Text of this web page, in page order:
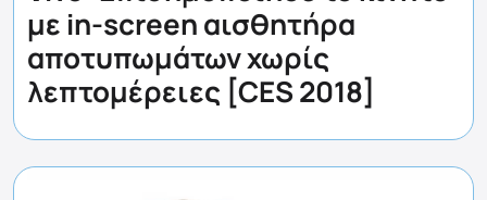
με in-screen αισθητήρα
αποτυπωμάτων χωρίς
λεπτομέρειες [CES 2018]